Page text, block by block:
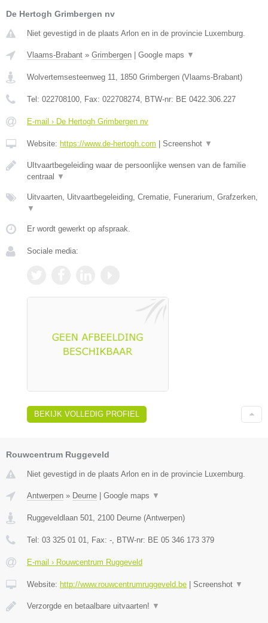
De Hertogh Grimbergen nv
Niet gevestigd in de plaats Arlon en in de provincie Luxemburg.
Vlaams-Brabant » Grimbergen Google maps ▼
Wolvertemsesteenweg 11 1850 Grimbergen (Vlaams-Brabant)
Tel: 022708100 , Fax: 022708274 , BTW-nr: BE 0422.306.227
E-mail › De Hertogh Grimbergen nv
Website: https://www.de-hertogh.com Screenshot ▼
UItvaartbegeleiding waar de persoonlijke wensen van de familie
centraal
▼
Uitvaarten, Uitvaartbegeleiding, Crematie, Funerarium, Grafzerken,
▼
Er wordt gewerkt op afspraak.
Sociale media:
BEKIJK VOLLEDIG PROFIEL
Rouwcentrum Ruggeveld
Niet gevestigd in de plaats Arlon en in de provincie Luxemburg.
Antwerpen » Deurne Google maps ▼
Ruggeveldlaan 501, 2100 Deurne (Antwerpen)
Tel: 03 325 01 01, Fax: -, BTW-nr: BE 05 346 173 379
E-mail › Rouwcentrum Ruggeveld
Website: http://www.rouwcentrumruggeveld.be Screenshot ▼
Verzorgde en betaalbare uitvaarten! ▼